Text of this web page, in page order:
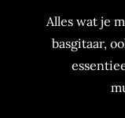
Alles wat je
basgitaar,